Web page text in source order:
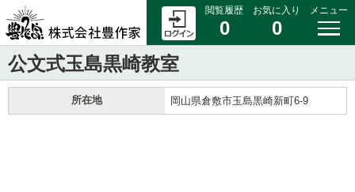
閲覧履歴
0
お気に入り
0
メニュー
公文式玉島黒崎教室
所在地 岡山県倉敷市玉島黒崎新町6-9